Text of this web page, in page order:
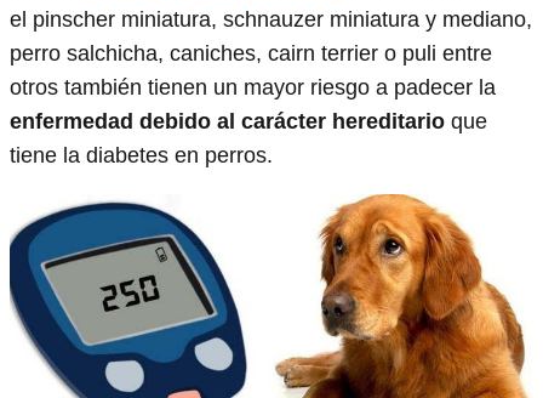
el pinscher miniatura, schnauzer miniatura y mediano,
perro salchicha, caniches, cairn terrier o puli entre
otros también tienen un mayor riesgo a padecer la
enfermedad debido al carácter hereditario que
tiene la diabetes en perros.